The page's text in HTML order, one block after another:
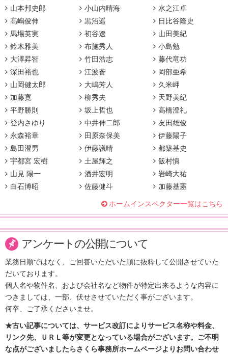
山本邦史郎
小山内晴海
水之江卓
髙嶋俊伸
黒沼遥
日比谷隆史
馬場英実
初谷遼
山田美紀
鈴木雅美
布施秀人
小島勉
大澤昇智
竹田浩志
藤代竜功
深田裕也
江波蒼
岡部亜希
山岡健太郎
大嶋芳人
久米岬
加藤寛
柳秀夫
天野美紀
平野勝則
坂上哲也
高橋澄礼
登内さゆり
中井伸二郎
友田雄俊
永森裕章
田原奈保美
伊藤陽子
島田澄男
伊藤議晴
都築基史
宇都宮 宏樹
土屋輝之
飯村慎
山見 陽一
酒井宏明
岩崎大祐
白石博昭
佐藤健斗 加藤基憲
ホームインスペクター一覧はこちら
アンケートの公開について
業務日順ではなく、ご回答いただいた順に抜粋して公開させていた
だいております。
個人名や物件名、および会社名など物件が特定出来るような内容に
つきましては、一部、伏せさせていただく事がございます。
何卒、ご了承くださいませ。
★古い記事については、サービス改訂によりサービス名称や料金、
リンク先、ＵＲＬ等が変更となっている場合がございます。ご不明
な点がございましたらさくら事務所ホームページよりお問い合わせ